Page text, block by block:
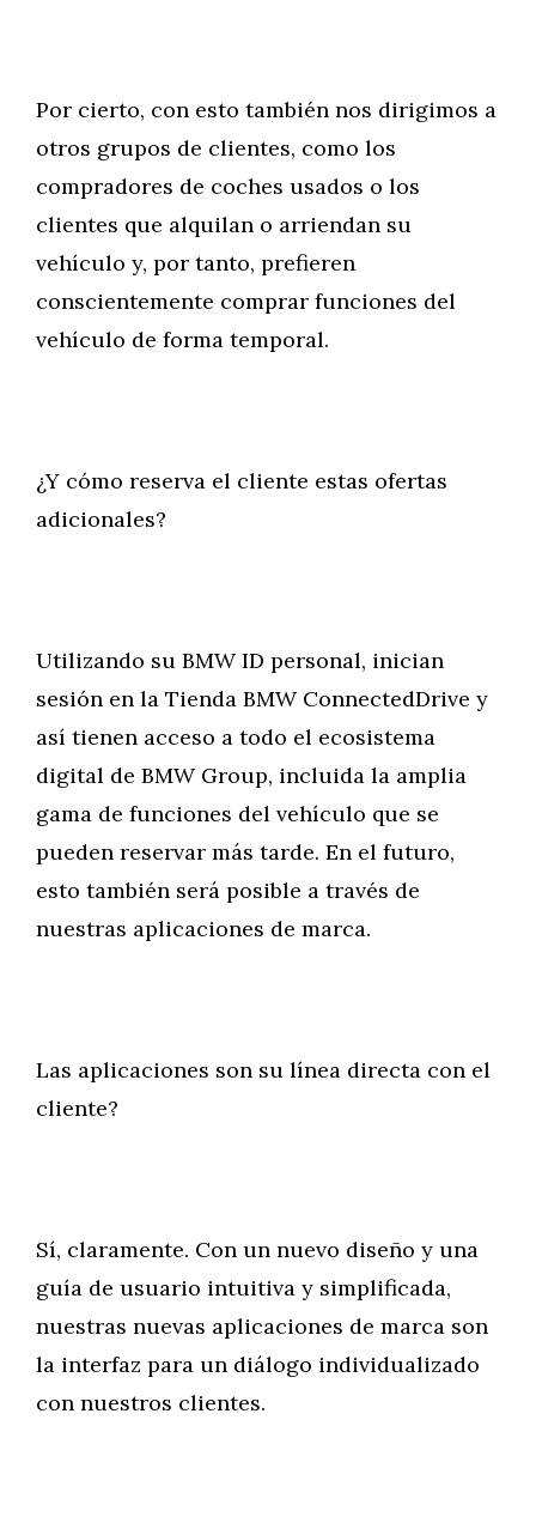
Por cierto, con esto también nos dirigimos a
otros grupos de clientes, como los
compradores de coches usados o los
clientes que alquilan o arriendan su
vehículo y, por tanto, prefieren
conscientemente comprar funciones del
vehículo de forma temporal.
¿Y cómo reserva el cliente estas ofertas
adicionales?
Utilizando su BMW ID personal, inician
sesión en la Tienda BMW ConnectedDrive y
así tienen acceso a todo el ecosistema
digital de BMW Group, incluida la amplia
gama de funciones del vehículo que se
pueden reservar más tarde. En el futuro,
esto también será posible a través de
nuestras aplicaciones de marca.
Las aplicaciones son su línea directa con el
cliente?
Sí, claramente. Con un nuevo diseño y una
guía de usuario intuitiva y simplificada,
nuestras nuevas aplicaciones de marca son
la interfaz para un diálogo individualizado
con nuestros clientes.